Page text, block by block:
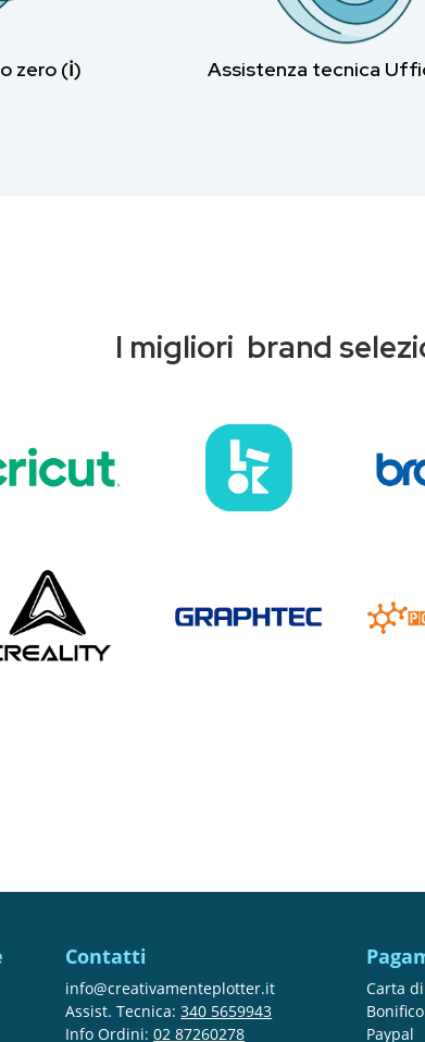
zero (ℹ︎) Assistenza tecnica
I migliori brand
Contatti
info@creativamenteplotter.it
Assist. Tecnica:340 5659943
Info Ordini:02 87260278
Carta
Paypal